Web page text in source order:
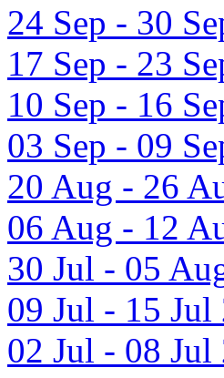
24 Sep - 30
17 Sep - 23
10 Sep - 16
03 Sep - 09
20 Aug - 26
06 Aug - 12
30 Jul - 05
09 Jul - 15 Jul
02 Jul - 08 Jul